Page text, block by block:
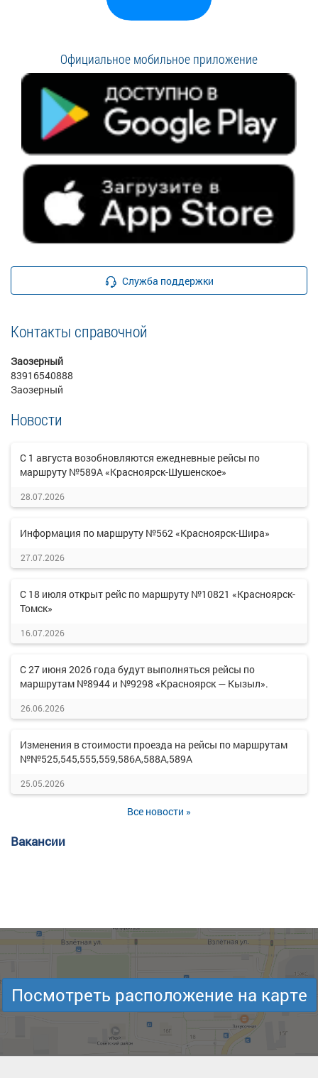
Официальное мобильное приложение
Служба поддержки
Контакты справочной
Заозерный
83916540888
Заозерный
Новости
С 1 августа возобновляются ежедневные рейсы по
маршруту №589А «Красноярск-Шушенское»
28.07.2026
Информация по маршруту №562 «Красноярск-Шира»
27.07.2026
С 18 июля открыт рейс по маршруту №10821 «Красноярск-
Томск»
16.07.2026
С 27 июня 2026 года будут выполняться рейсы по
маршрутам №8944 и №9298 «Красноярск — Кызыл».
26.06.2026
Изменения в стоимости проезда на рейсы по маршрутам
№№525,545,555,559,586А,588А,589А
25.05.2026
Все новости »
Вакансии
Посмотреть расположение на карте